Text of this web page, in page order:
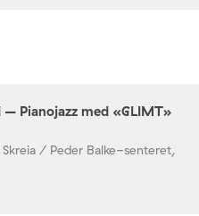
Pianojazz med «GLIMT»
Skreia / Peder Balke-senteret,